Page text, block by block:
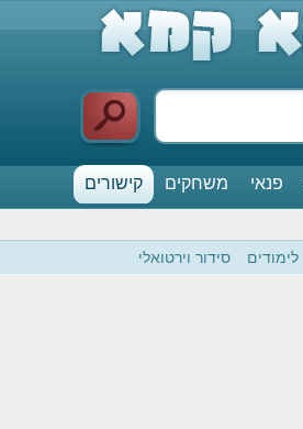
פנאי משחקים
קישורים
לימודים סידור וירטואלי